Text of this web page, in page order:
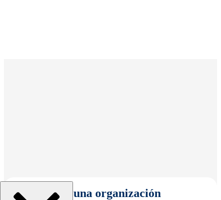
Seleccionar una organización